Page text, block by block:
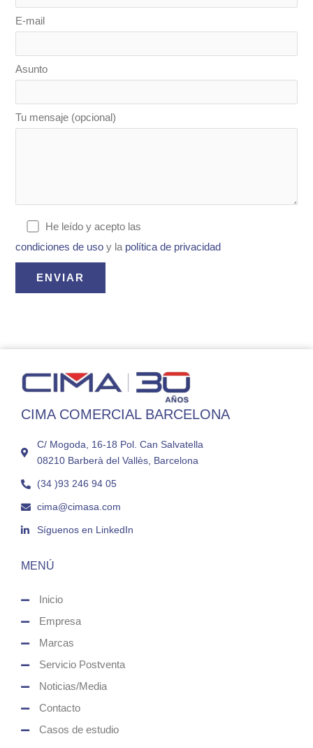
E-mail
Asunto
Tu mensaje (opcional)
He leído y acepto las
condiciones de uso y la política de privacidad
CIMA COMERCIAL BARCELONA
C/ Mogoda, 16-18 Pol. Can Salvatella
08210 Barberà del Vallès, Barcelona
(34 )93 246 94 05
cima@cimasa.com
Síguenos en LinkedIn
MENÚ
Inicio
Empresa
Marcas
Servicio Postventa
Noticias/Media
Contacto
Casos de estudio